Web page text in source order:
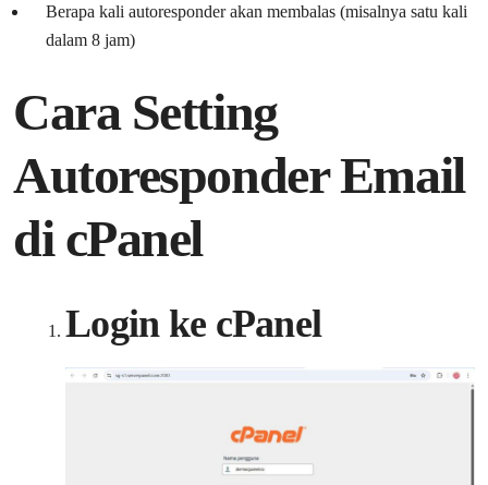
Berapa kali autoresponder akan membalas (misalnya satu kali
dalam 8 jam)
Cara Setting
Autoresponder Email
di cPanel
Login ke cPanel